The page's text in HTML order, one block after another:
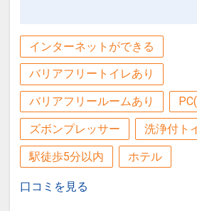
インターネットができる
バリアフリートイレあり
バリアフリールームあり
ズボンプレッサー 洗浄付ト
駅徒歩5分以内 ホテル
口コミを見る